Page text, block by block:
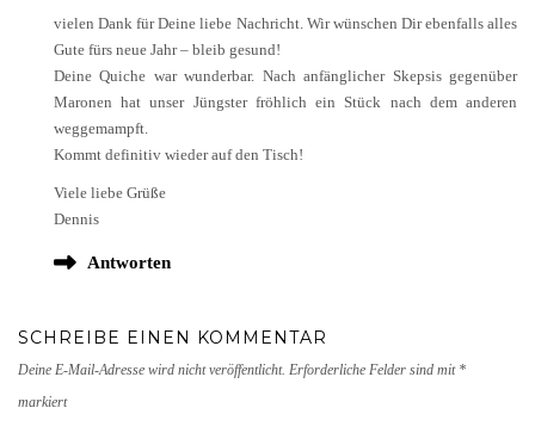
vielen Dank für Deine liebe Nachricht. Wir wünschen Dir ebenfalls alles
Gute fürs neue Jahr – bleib gesund!
Deine Quiche war wunderbar. Nach anfänglicher Skepsis gegenüber
Maronen hat unser Jüngster fröhlich ein Stück nach dem anderen
weggemampft.
Kommt definitiv wieder auf den Tisch!
Viele liebe Grüße
Dennis
Antworten
SCHREIBE EINEN KOMMENTAR
Deine E-Mail-Adresse wird nicht veröffentlicht. Erforderliche Felder sind mit *
markiert